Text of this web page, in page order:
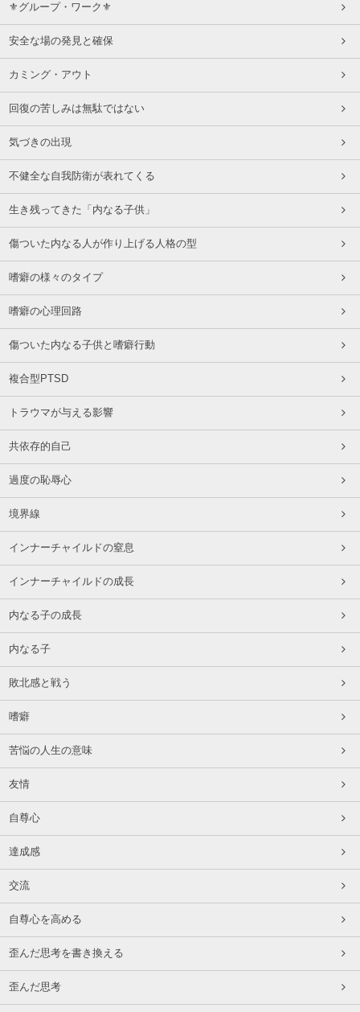
⚜グループ・ワーク⚜
安全な場の発見と確保
カミング・アウト
回復の苦しみは無駄ではない
気づきの出現
不健全な自我防衛が表れてくる
生き残ってきた「内なる子供」
傷ついた内なる人が作り上げる人格の型
嗜癖の様々のタイプ
嗜癖の心理回路
傷ついた内なる子供と嗜癖行動
複合型PTSD
トラウマが与える影響
共依存的自己
過度の恥辱心
境界線
インナーチャイルドの窒息
インナーチャイルドの成長
内なる子の成長
内なる子
敗北感と戦う
嗜癖
苦悩の人生の意味
友情
自尊心
達成感
交流
自尊心を高める
歪んだ思考を書き換える
歪んだ思考